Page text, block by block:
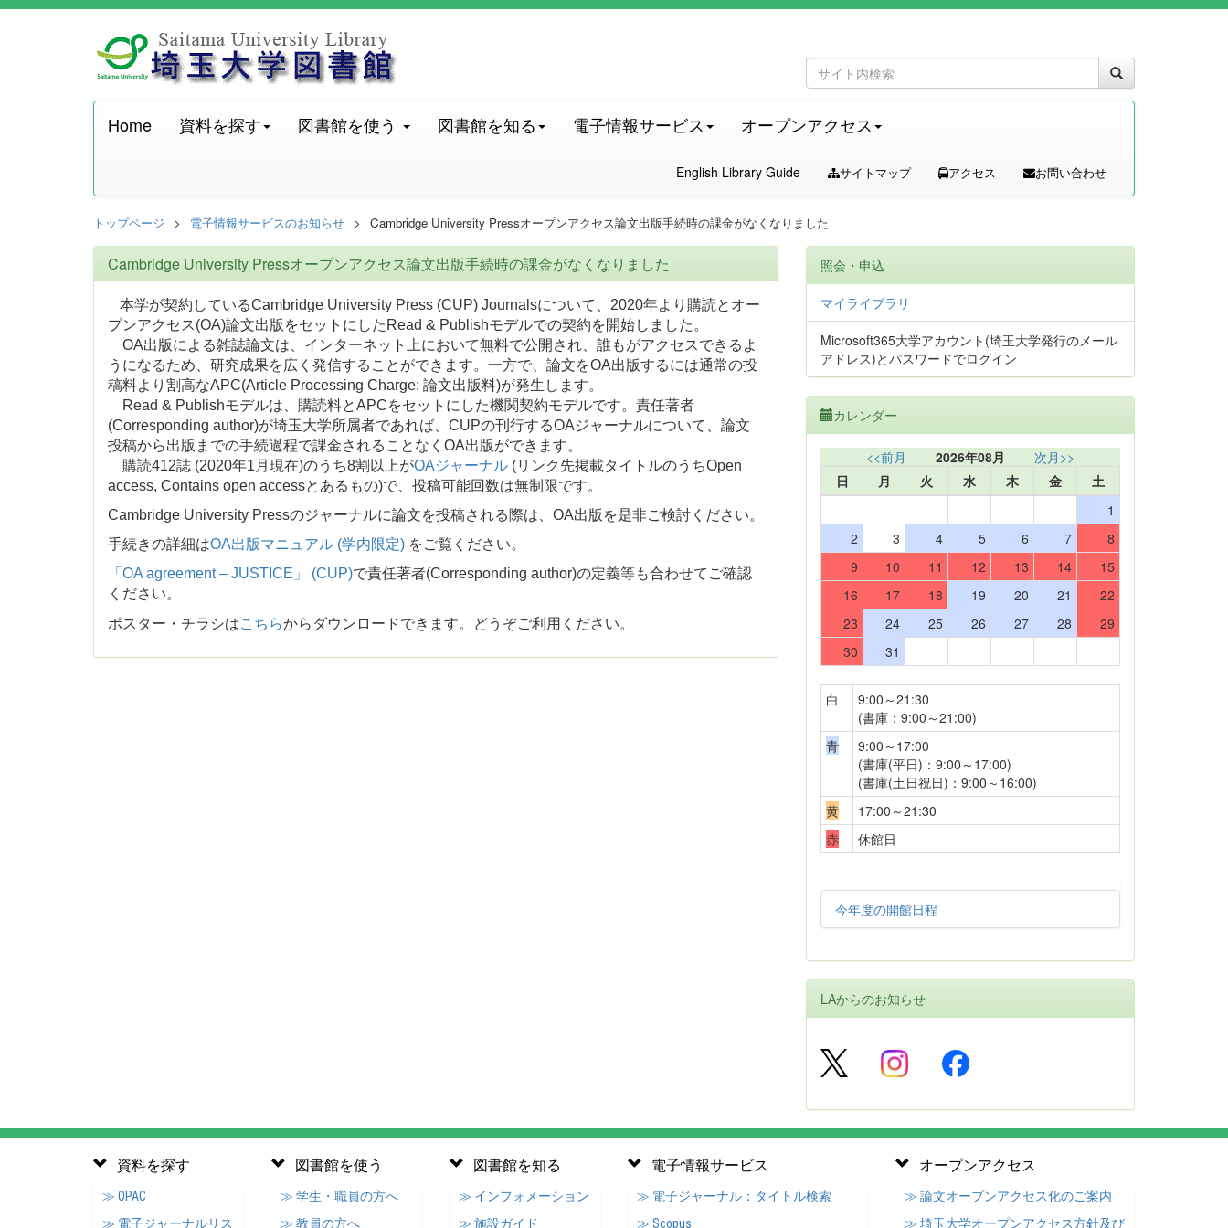
Home 資料を探す 図書館を使う 図書館を知る 電子情報サービス オープンアクセス
English Library Guide サイトマップ アクセス お問い合わせ
トップページ 電子情報サービスのお知らせ Cambridge University Pressオープンアクセス論文出版手続時の課金がなくなりました
Cambridge University Pressオープンアクセス論文出版手続時の課金がなくなりました
本学が契約しているCambridge University Press (CUP) Journalsについて、2020年より購読とオー
プンアクセス(OA)論文出版をセットにしたRead & Publishモデルでの契約を開始しました。
OA出版による雑誌論文は、インターネット上において無料で公開され、誰もがアクセスできるよ
うになるため、研究成果を広く発信することができます。一方で、論文をOA出版するには通常の投
稿料より割高なAPC(Article Processing Charge: 論文出版料)が発生します。
Read & Publishモデルは、購読料とAPCをセットにした機関契約モデルです。責任著者
(Corresponding author)が埼玉大学所属者であれば、CUPの刊行するOAジャーナルについて、論文
投稿から出版までの手続過程で課金されることなくOA出版ができます。
購読412誌 (2020年1月現在)のうち8割以上がOAジャーナル (リンク先掲載タイトルのうちOpen
access, Contains open accessとあるもの)で、投稿可能回数は無制限です。
Cambridge University Pressのジャーナルに論文を投稿される際は、OA出版を是非ご検討ください。
手続きの詳細はOA出版マニュアル (学内限定) をご覧ください。
「 OA agreement – JUSTICE 」 (CUP)で責任著者(Corresponding author)の定義等も合わせてご確認
ください。
ポスター・チラシはこちらからダウンロードできます。どうぞご利用ください。
照会・申込
マイライブラリ
Microsoft365大学アカウント(埼玉大学発行のメール
アドレス)とパスワードでログイン
カレンダー
<<前月 2026年08月
次月>>
日
月 火 水 木 金
土
1
2
3 4 5 6 7
8
9
10 11 12 13 14
15
16
17 18 19 20 21
22
23
24 25 26 27 28
29
30
31
白
9:00～21:30
(書庫：9:00～21:00)
青
9:00～17:00
(書庫(平日)：9:00～17:00)
(書庫(土日祝日)：9:00～16:00)
黄
17:00～21:30
赤
休館日
今年度の開館日程
LAからのお知らせ
資料を探す
≫ OPAC
≫ 電子ジャーナルリス
図書館を使う
≫ 学生・職員の方へ
≫ 教員の方へ
図書館を知る
≫ インフォメーション
≫ 施設ガイド
電子情報サービス
≫ 電子ジャーナル：タイトル検索
≫ Scopus
オープンアクセス
≫ 論文オープンアクセス化のご案内
≫ 埼玉大学オープンアクセス方針及び